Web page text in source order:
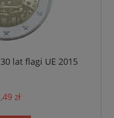
lat flagi UE 2015
zł